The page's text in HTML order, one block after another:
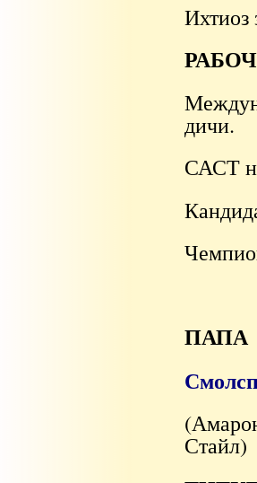
Ихтиоз
дичи.
САСТ
ПАПА
Стайл)